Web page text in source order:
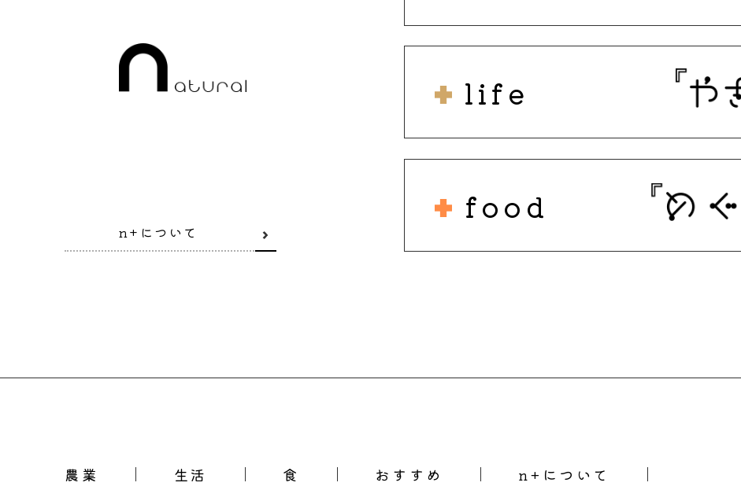
n+について
life
food
農業 生活 食 おすすめ n+について